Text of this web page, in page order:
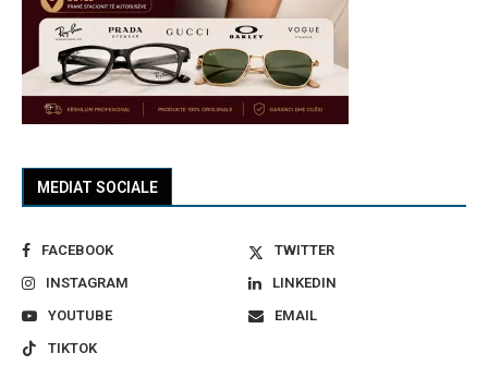
MEDIAT SOCIALE
FACEBOOK
TWITTER
INSTAGRAM
LINKEDIN
YOUTUBE
EMAIL
TIKTOK